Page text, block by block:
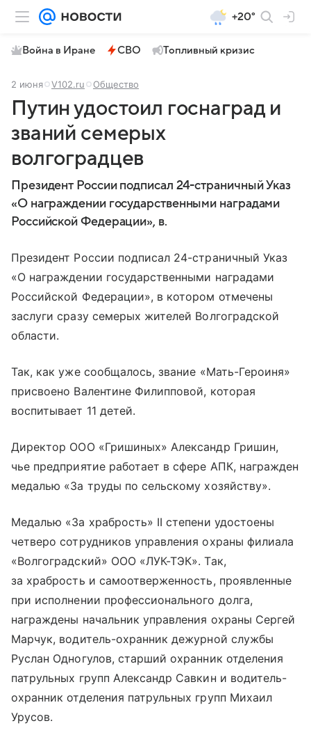
+20°
Война в Иране СВО Топливный кризис
2 июня V102.ru Общество
Путин удостоил госнаград и
званий семерых
волгоградцев
Президент России подписал 24-страничный Указ
«О награждении государственными наградами
Российской Федерации», в.
Президент России подписал 24-страничный Указ
«О награждении государственными наградами
Российской Федерации», в котором отмечены
заслуги сразу семерых жителей Волгоградской
области.
Так, как уже сообщалось, звание «Мать-Героиня»
присвоено Валентине Филипповой, которая
воспитывает 11 детей.
Директор ООО «Гришиных» Александр Гришин,
чье предприятие работает в сфере АПК, награжден
медалью «За труды по сельскому хозяйству».
Медалью «За храбрость» II степени удостоены
четверо сотрудников управления охраны филиала
«Волгоградский» ООО «ЛУК-ТЭК». Так,
за храбрость и самоотверженность, проявленные
при исполнении профессионального долга,
награждены начальник управления охраны Сергей
Марчук, водитель-охранник дежурной службы
Руслан Одногулов, старший охранник отделения
патрульных групп Александр Савкин и водитель-
охранник отделения патрульных групп Михаил
Урусов.